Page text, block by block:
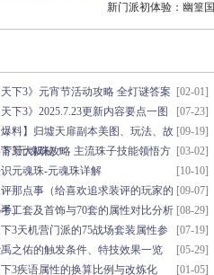
新门派初体验：幽篁国
[02-01]
下3》元宵节活动攻略 全灯谜答案
[07-23]
下3》2025.7.23更新内容要点一图
[09-19]
料】归墟天扉副本美图、玩法、故
景大揭秘！
[03-02]
3元魂珠攻略 主流珠子技能领悟方
[10-10]
元魂珠-元魂珠详解
[09-07]
那点事（给喜欢追求装评的玩家的
）
[08-29]
手工套及首饰与70套的属性对比分析
[07-19]
3天机营门派的75战场套装属性参
[05-29]
之佑的触发条件、特技效果一览
[01-05]
3疾语属性的换算比例与改炼化